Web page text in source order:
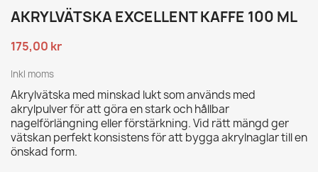
AKRYLVÄTSKA EXCELLENT KAFFE 100 ML
175,00 kr
Inkl moms
Akrylvätska med minskad lukt som används med
akrylpulver för att göra en stark och hållbar
nagelförlängning eller förstärkning. Vid rätt mängd ger
vätskan perfekt konsistens för att bygga akrylnaglar till en
önskad form.